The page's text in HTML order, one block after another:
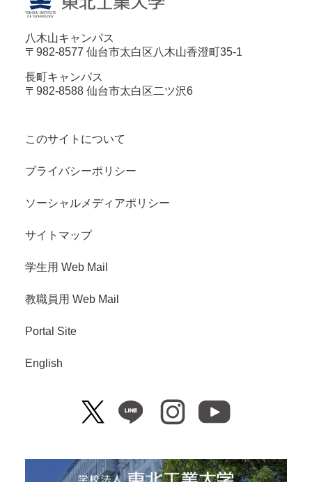
八木山キャンパス
〒982-8577 仙台市太白区八木山香澄町35-1
長町キャンパス
〒982-8588 仙台市太白区二ツ沢6
このサイトについて
プライバシーポリシー
ソーシャルメディアポリシー
サイトマップ
学生用 Web Mail
教職員用 Web Mail
Portal Site
English